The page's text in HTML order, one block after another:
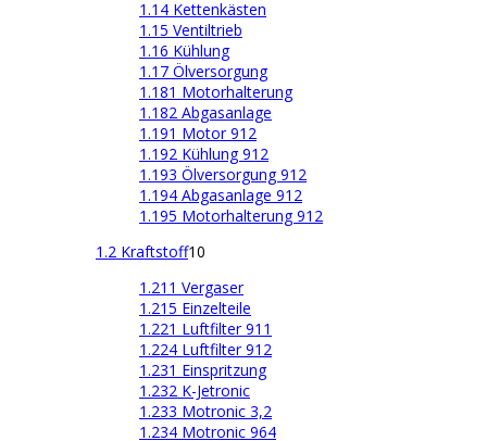
1.14 Kettenkästen
1.15 Ventiltrieb
1.16 Kühlung
1.17 Ölversorgung
1.181 Motorhalterung
1.182 Abgasanlage
1.191 Motor 912
1.192 Kühlung 912
1.193 Ölversorgung 912
1.194 Abgasanlage 912
1.195 Motorhalterung 912
1.2 Kraftstoff10
1.211 Vergaser
1.215 Einzelteile
1.221 Luftfilter 911
1.224 Luftfilter 912
1.231 Einspritzung
1.232 K-Jetronic
1.233 Motronic 3,2
1.234 Motronic 964